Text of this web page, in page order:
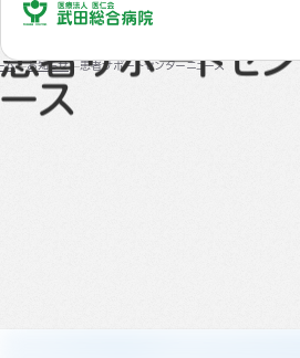
ム お知らせ 患者サポートセンターニュース
患者サポートセ
ース